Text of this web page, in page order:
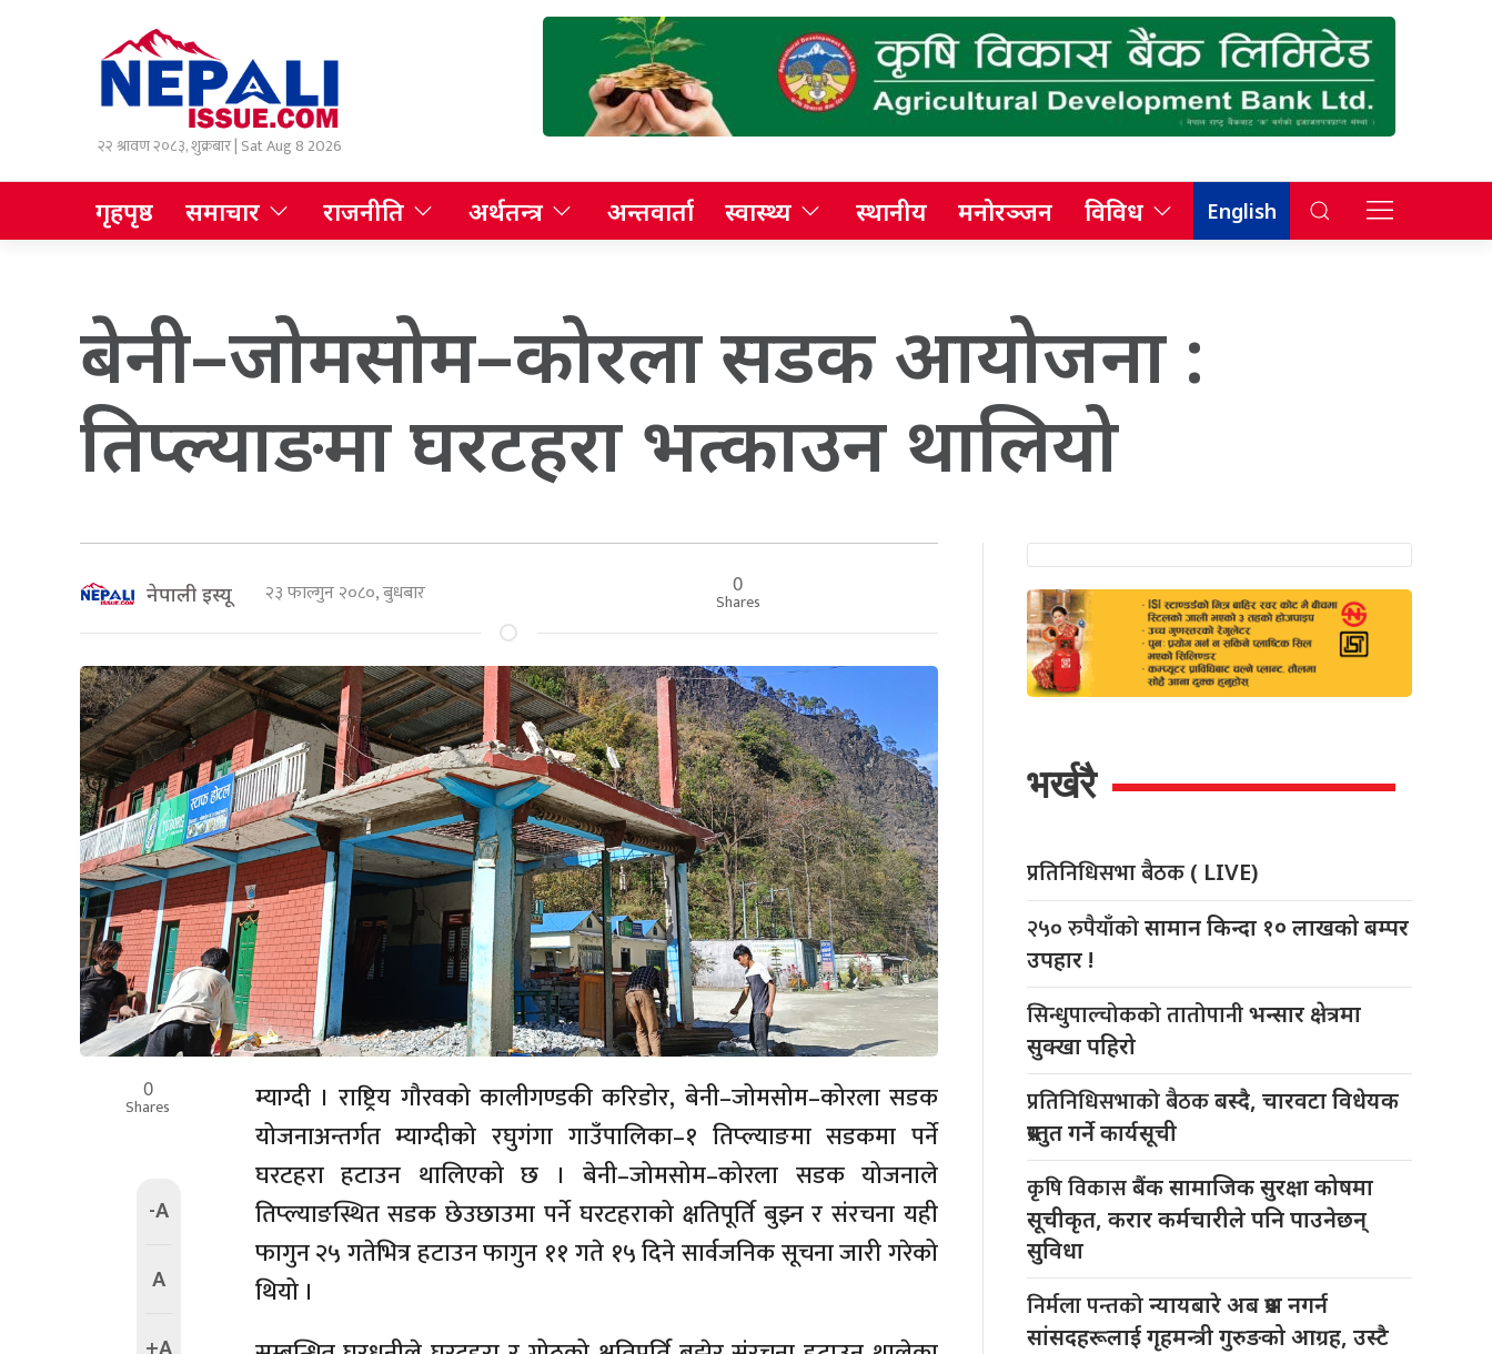
२२ श्रावण २०८३, शुक्रबार | Sat Aug 8 2026
गृहपृष्ठ समाचार राजनीति अर्थतन्त्र अन्तवार्ता स्वास्थ्य स्थानीय मनोरञ्जन विविध English
बेनी–जोमसोम–कोरला सडक आयोजना :
तिप्ल्याङमा घरटहरा भत्काउन थालियो
नेपाली इस्यू २३ फाल्गुन २०८०, बुधबार 0
Shares
0
Shares
-A
A
म्याग्दी । राष्ट्रिय गौरवको कालीगण्डकी करिडोर, बेनी–जोमसोम–कोरला सडक
योजनाअन्तर्गत म्याग्दीको रघुगंगा गाउँपालिका–१ तिप्ल्याङमा सडकमा पर्ने
घरटहरा हटाउन थालिएको छ । बेनी–जोमसोम–कोरला सडक योजनाले
तिप्ल्याङस्थित सडक छेउछाउमा पर्ने घरटहराको क्षतिपूर्ति बुझ्न र संरचना यही
फागुन २५ गतेभित्र हटाउन फागुन ११ गते १५ दिने सार्वजनिक सूचना जारी गरेको
थियो ।
भर्खरै
प्रतिनिधिसभा बैठक ( LIVE)
२५० रुपैयाँकोसामान किन्दा १० लाखको बम्पर
उपहार !
सिन्धुपाल्चोकको तातोपानीभन्सार क्षेत्रमा
सुक्खा पहिरो
प्रतिनिधिसभाको बैठकबस्दै, चारवटा विधेयक
प्रस्तुत गर्ने कार्यसूची
कृषि विकासबैंक सामाजिक सुरक्षा कोषमा
सूचीकृत, करार कर्मचारीले पनि पाउनेछन्
सुविधा
निर्मला पन्तकोन्यायबारे अब प्रश्न नगर्न
सांसदहरूलाई गृहमन्त्री गुरुङको आग्रह, उस्टै